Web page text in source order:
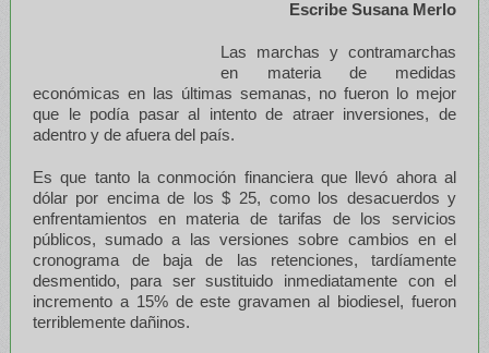
Escribe Susana Merlo
Las marchas y contramarchas
en materia de medidas
económicas en las últimas semanas, no fueron lo mejor
que le podía pasar al intento de atraer inversiones, de
adentro y de afuera del país.
Es que tanto la conmoción financiera que llevó ahora al
dólar por encima de los $ 25, como los desacuerdos y
enfrentamientos en materia de tarifas de los servicios
públicos, sumado a las versiones sobre cambios en el
cronograma de baja de las retenciones, tardíamente
desmentido, para ser sustituido inmediatamente con el
incremento a 15% de este gravamen al biodiesel, fueron
terriblemente dañinos.